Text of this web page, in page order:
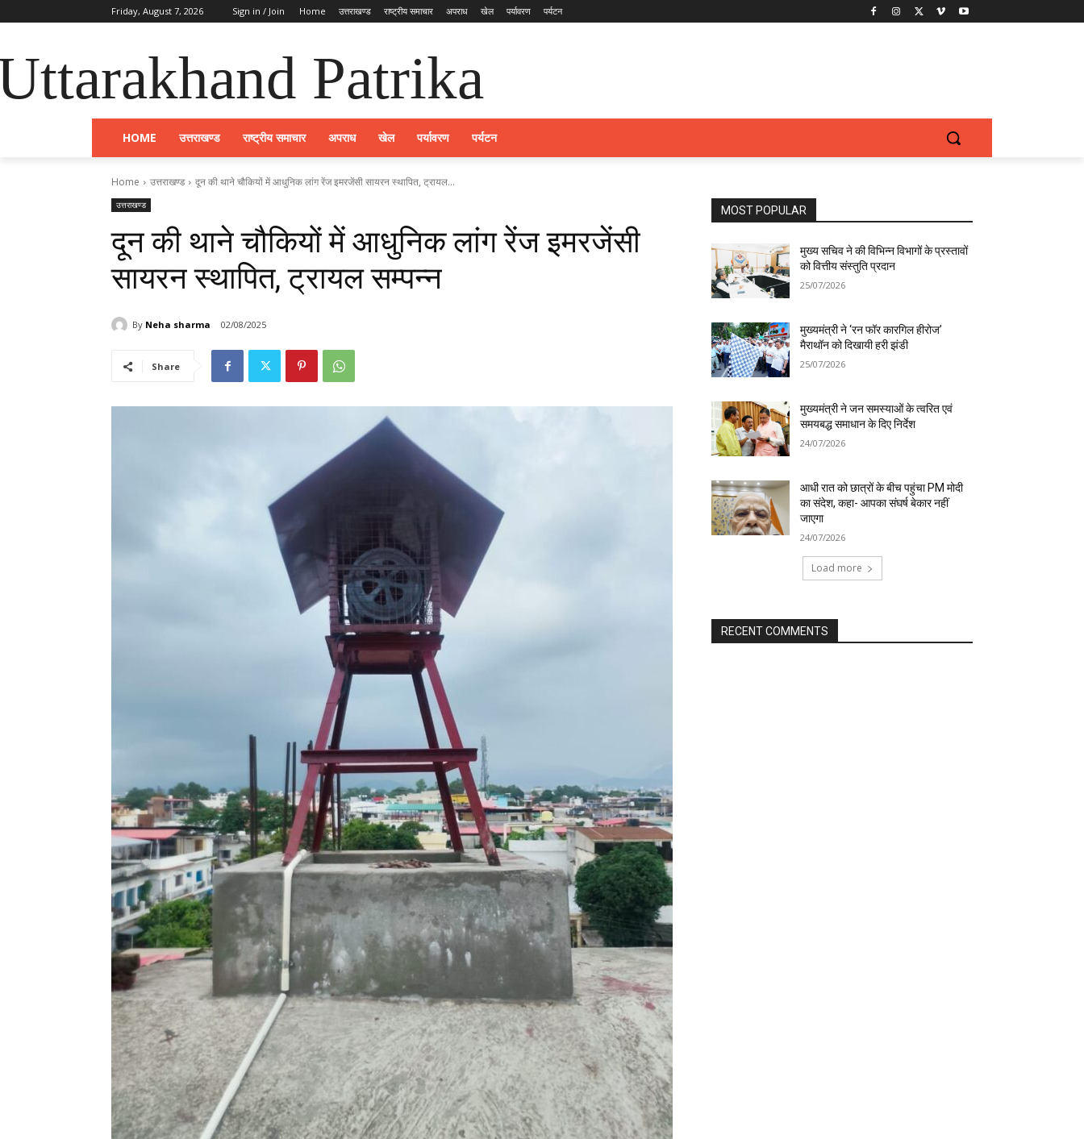
Friday, August 7, 2026 Sign in / Join Home उत्तराखण्ड राष्ट्रीय समाचार अपराध खेल पर्यावरण पर्यटन
Patrika
HOME उत्तराखण्ड राष्ट्रीय समाचार अपराध खेल पर्यावरण पर्यटन
Home उत्तराखण्ड दून की थाने चौकियों में आधुनिक लांग रेंज इमरजेंसी सायरन स्थापित, ट्रायल...
उत्तराखण्ड
दून की थाने चौकियों में आधुनिक लांग रेंज इमरजेंसी
सायरन स्थापित, ट्रायल सम्पन्न
By Neha sharma 02/08/2025
Share
MOST POPULAR
मुख्य सचिव ने की विभिन्न विभागों के प्रस्तावों
को वित्तीय संस्तुति प्रदान
25/07/2026
मुख्यमंत्री ने ‘रन फॉर कारगिल हीरोज’
मैराथॉन को दिखायी हरी झंडी
25/07/2026
मुख्यमंत्री ने जन समस्याओं के त्वरित एवं
समयबद्ध समाधान के दिए निर्देश
24/07/2026
आधी रात को छात्रों के बीच पहुंचा PM मोदी
का संदेश, कहा- आपका संघर्ष बेकार नहीं
जाएगा
24/07/2026
Load more
RECENT COMMENTS